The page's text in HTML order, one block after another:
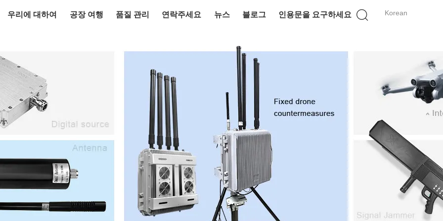
Korean
우리에 대하여 공장 여행 품질 관리 연락주세요 뉴스 블로그 인용문을 요구하세요